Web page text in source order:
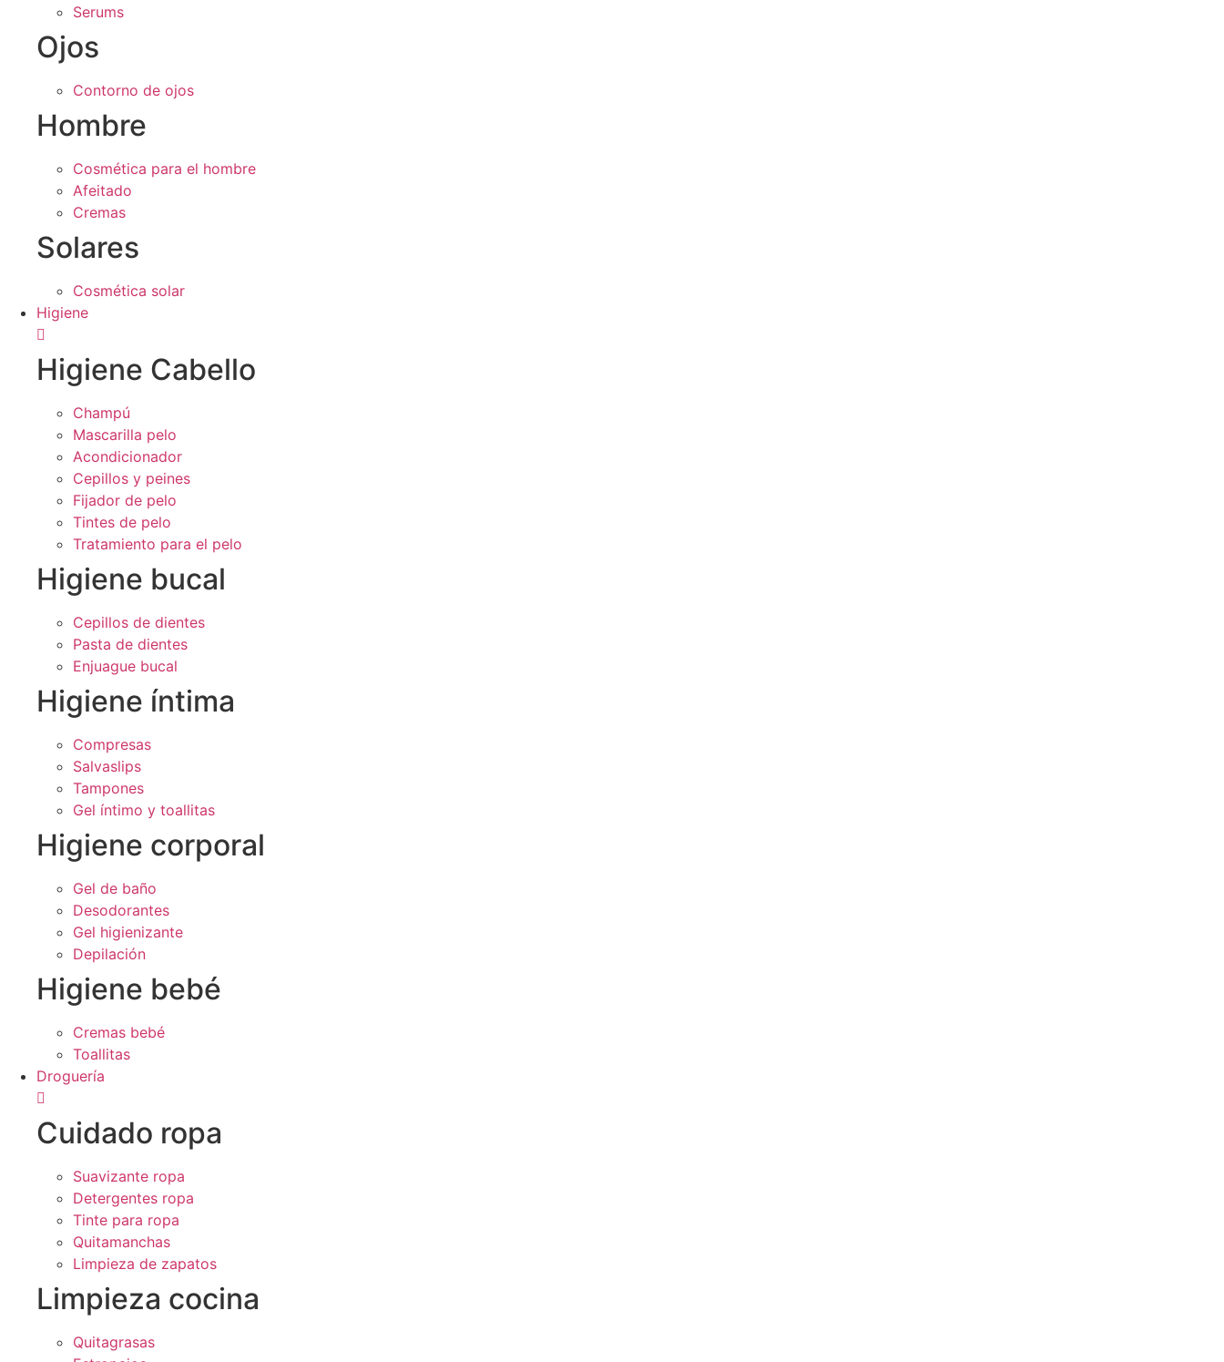
Serums
Ojos
Contorno de ojos
Hombre
Cosmética para el hombre
Afeitado
Cremas
Solares
Cosmética solar
Higiene
Higiene Cabello
Champú
Mascarilla pelo
Acondicionador
Cepillos y peines
Fijador de pelo
Tintes de pelo
Tratamiento para el pelo
Higiene bucal
Cepillos de dientes
Pasta de dientes
Enjuague bucal
Higiene íntima
Compresas
Salvaslips
Tampones
Gel íntimo y toallitas
Higiene corporal
Gel de baño
Desodorantes
Gel higienizante
Depilación
Higiene bebé
Cremas bebé
Toallitas
Droguería
Cuidado ropa
Suavizante ropa
Detergentes ropa
Tinte para ropa
Quitamanchas
Limpieza de zapatos
Limpieza cocina
Quitagrasas